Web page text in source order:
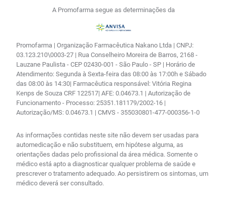
A Promofarma segue as determinações da
Promofarma | Organização Farmacêutica Nakano Ltda | CNPJ:
03.123.210\0003-27 | Rua Conselheiro Moreira de Barros, 2168 -
Lauzane Paulista - CEP 02430-001 - São Paulo - SP | Horário de
Atendimento: Segunda à Sexta-feira das 08:00 às 17:00h e Sábado
das 08:00 às 14:30| Farmacêutica responsável: Vitória Regina
Kenps de Souza CRF 122517| AFE: 0.04673.1 | Autorização de
Funcionamento - Processo: 25351.181179/2002-16 |
Autorização/MS: 0.04673.1 | CMVS - 355030801-477-000356-1-0
As informações contidas neste site não devem ser usadas para
automedicação e não substituem, em hipótese alguma, as
orientações dadas pelo profissional da área médica. Somente o
médico está apto a diagnosticar qualquer problema de saúde e
prescrever o tratamento adequado. Ao persistirem os sintomas, um
médico deverá ser consultado.